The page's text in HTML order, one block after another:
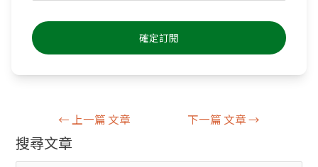
← 上一篇 文章 下一篇 文章→
搜尋文章